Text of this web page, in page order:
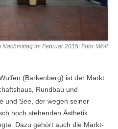
im Februar 2015; Foto: Wolf
(Barkenberg) ist der Markt
Rundbau und
und See, der wegen seiner
hoch stehenden Ästhetik
Dazu gehört auch die Markt-